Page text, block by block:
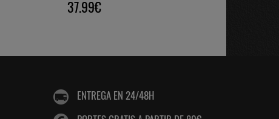
37.99€
ENTREGA EN 24/48H